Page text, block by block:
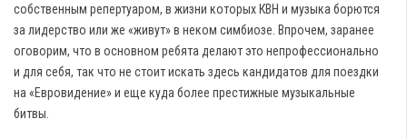
собственным репертуаром, в жизни которых КВН и музыка борются
за лидерство или же «живут» в неком симбиозе. Впрочем, заранее
оговорим, что в основном ребята делают это непрофессионально
и для себя, так что не стоит искать здесь кандидатов для поездки
на «Евровидение» и еще куда более престижные музыкальные
битвы.